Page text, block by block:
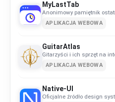
MyLastTab
Anonimowy pamiętnik
APLIKACJA WEBOWA
GuitarAtlas
Gitarzyści i ich sprzęt na
APLIKACJA WEBOWA
Native-UI
Oficjalne źródło design